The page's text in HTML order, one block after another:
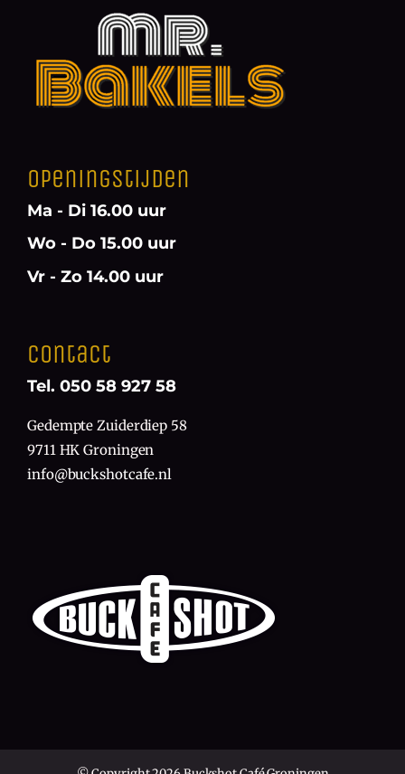
Openingstijden
Ma - Di 16.00 uur
Wo - Do 15.00 uur
Vr - Zo 14.00 uur
Contact
Tel. 050 58 927 58
Gedempte Zuiderdiep 58
9711 HK Groningen
info@buckshotcafe.nl